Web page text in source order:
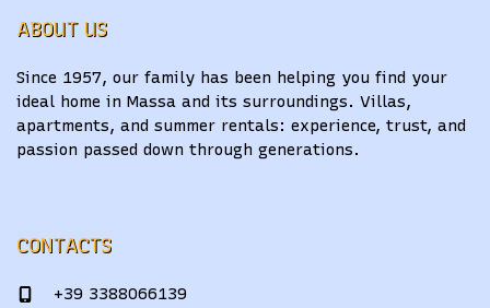
ABOUT US
Since 1957, our family has been helping you find your
ideal home in Massa and its surroundings. Villas,
apartments, and summer rentals: experience, trust, and
passion passed down through generations.
CONTACTS
+39 3388066139